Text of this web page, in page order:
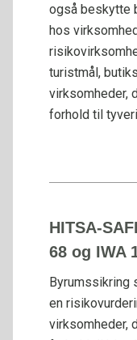
også beskytte
hos
turistmål,
virksomheder,
forhold til
HITSA-
68 og IWA
Byrumssikring
en
virksomheder,